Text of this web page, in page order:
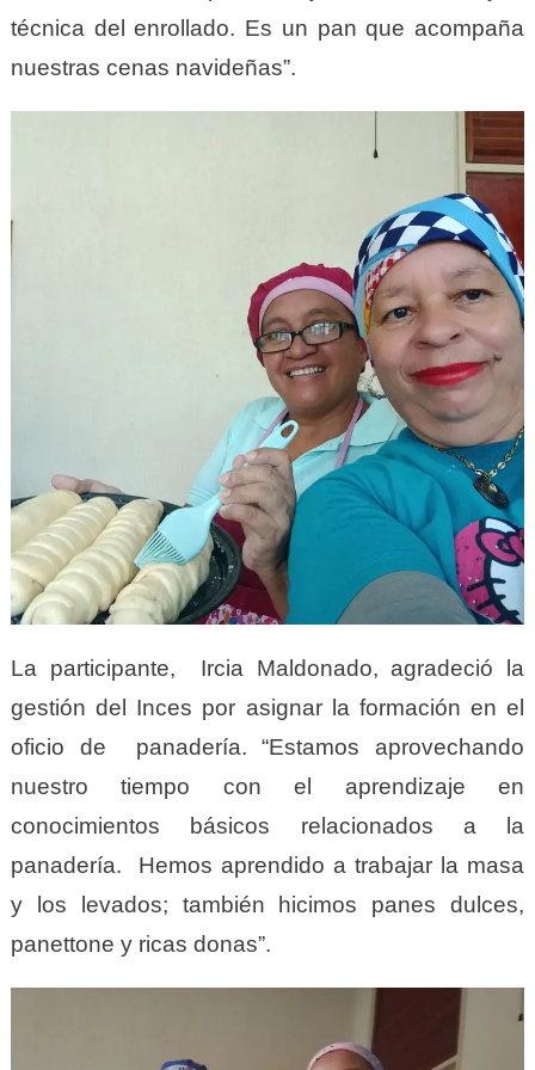
técnica del enrollado. Es un pan que acompaña
nuestras cenas navideñas”.
La participante, Ircia Maldonado, agradeció la
gestión del Inces por asignar la formación en el
oficio de panadería. “Estamos aprovechando
nuestro tiempo con el aprendizaje en
conocimientos básicos relacionados a la
panadería. Hemos aprendido a trabajar la masa
y los levados; también hicimos panes dulces,
panettone y ricas donas”.